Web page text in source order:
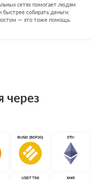
сетях помогает людям
быстрее собирать деньги.
— это тоже помощь.
через